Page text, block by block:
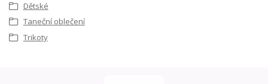
Dětské
Taneční oblečení
Trikoty